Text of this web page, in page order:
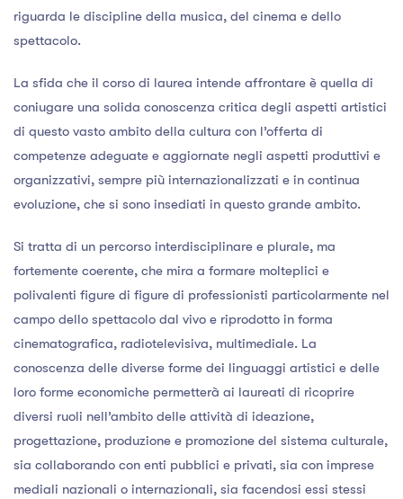
riguarda le discipline della musica, del cinema e dello
spettacolo.
La sfida che il corso di laurea intende affrontare è quella di
coniugare una solida conoscenza critica degli aspetti artistici
di questo vasto ambito della cultura con l’offerta di
competenze adeguate e aggiornate negli aspetti produttivi e
organizzativi, sempre più internazionalizzati e in continua
evoluzione, che si sono insediati in questo grande ambito.
Si tratta di un percorso interdisciplinare e plurale, ma
fortemente coerente, che mira a formare molteplici e
polivalenti figure di figure di professionisti particolarmente nel
campo dello spettacolo dal vivo e riprodotto in forma
cinematografica, radiotelevisiva, multimediale. La
conoscenza delle diverse forme dei linguaggi artistici e delle
loro forme economiche permetterà ai laureati di ricoprire
diversi ruoli nell’ambito delle attività di ideazione,
progettazione, produzione e promozione del sistema culturale,
sia collaborando con enti pubblici e privati, sia con imprese
mediali nazionali o internazionali, sia facendosi essi stessi